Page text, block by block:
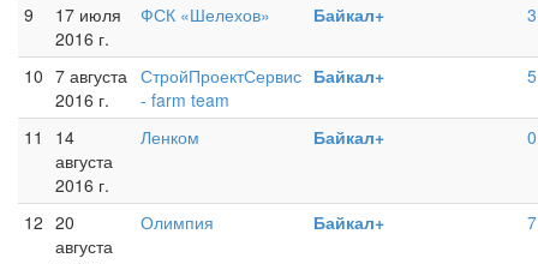
9
17 июля
2016 г.
ФСК «Шелехов» Байкал+
10 7 августа
2016 г.
СтройПроектСервис
- farm team
Байкал+
11
14
августа
2016 г.
Ленком Байкал+
12 20
августа
Олимпия Байкал+